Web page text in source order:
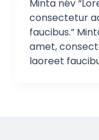
Minta név
consectetur
faucibus.”
amet,
laoreet